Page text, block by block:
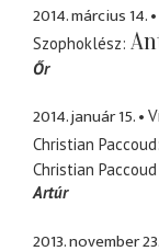
2014. március 14.
Szophoklész
Őr
2014. január 15.
Christian Paccoud
Christian Paccoud
Artúr
2013. november 23.